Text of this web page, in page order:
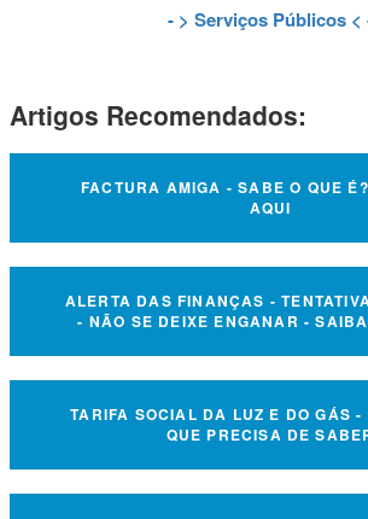
- > Serviços Públicos <
Artigos Recomendados:
FACTURA AMIGA - SABE O QUE
AQUI
ALERTA DAS FINANÇAS -
- NÃO SE DEIXE ENGANAR -
TARIFA SOCIAL DA LUZ E DO GÁS
QUE PRECISA DE